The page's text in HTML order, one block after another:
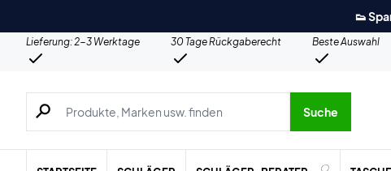
👟
Lieferung: 2-3 Werktage 30 Tage Rückgaberecht
Beste Auswahl
Suche nach Produkten, Marken usw.
Suche